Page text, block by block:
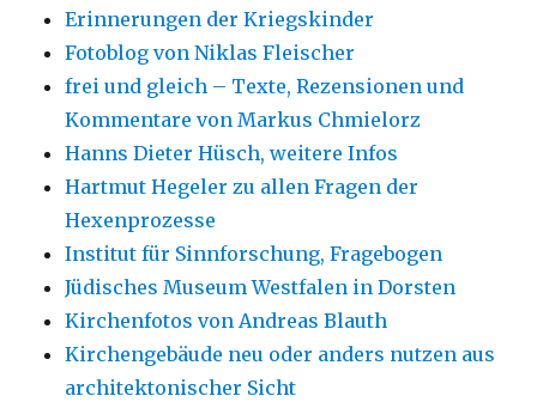
Erinnerungen der Kriegskinder
Fotoblog von Niklas Fleischer
frei und gleich – Texte, Rezensionen und
Kommentare von Markus Chmielorz
Hanns Dieter Hüsch, weitere Infos
Hartmut Hegeler zu allen Fragen der
Hexenprozesse
Institut für Sinnforschung, Fragebogen
Jüdisches Museum Westfalen in Dorsten
Kirchenfotos von Andreas Blauth
Kirchengebäude neu oder anders nutzen aus
architektonischer Sicht